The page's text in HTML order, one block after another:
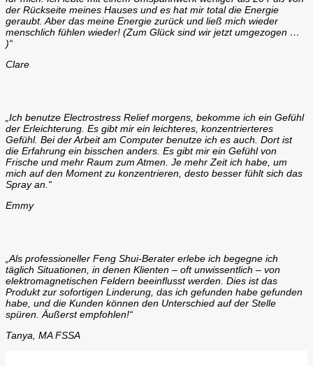
der Rückseite meines Hauses und es hat mir total die Energie
geraubt. Aber das meine Energie zurück und ließ mich wieder
menschlich fühlen wieder! (Zum Glück sind wir jetzt umgezogen …
)“
Clare
„Ich benutze Electrostress Relief morgens, bekomme ich ein Gefühl
der Erleichterung. Es gibt mir ein leichteres, konzentrierteres
Gefühl. Bei der Arbeit am Computer benutze ich es auch. Dort ist
die Erfahrung ein bisschen anders. Es gibt mir ein Gefühl von
Frische und mehr Raum zum Atmen. Je mehr Zeit ich habe, um
mich auf den Moment zu konzentrieren, desto besser fühlt sich das
Spray an.“
Emmy
„Als professioneller Feng Shui-Berater erlebe ich begegne ich
täglich Situationen, in denen Klienten – oft unwissentlich – von
elektromagnetischen Feldern beeinflusst werden. Dies ist das
Produkt zur sofortigen Linderung, das ich gefunden habe gefunden
habe, und die Kunden können den Unterschied auf der Stelle
spüren. Äußerst empfohlen!“
Tanya, MA FSSA